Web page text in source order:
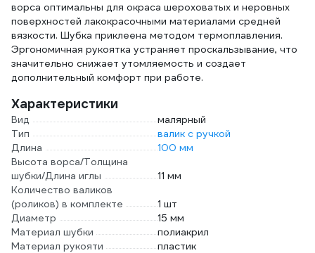
ворса оптимальны для окраса шероховатых и неровных
поверхностей лакокрасочными материалами средней
вязкости. Шубка приклеена методом термоплавления.
Эргономичная рукоятка устраняет проскальзывание, что
значительно снижает утомляемость и создает
дополнительный комфорт при работе.
Характеристики
Вид
малярный
Тип
валик с ручкой
Длина
100 мм
Высота ворса/Толщина
шубки/Длина иглы
11 мм
Количество валиков
(роликов) в комплекте
1 шт
Диаметр
15 мм
Материал шубки
полиакрил
Материал рукояти
пластик